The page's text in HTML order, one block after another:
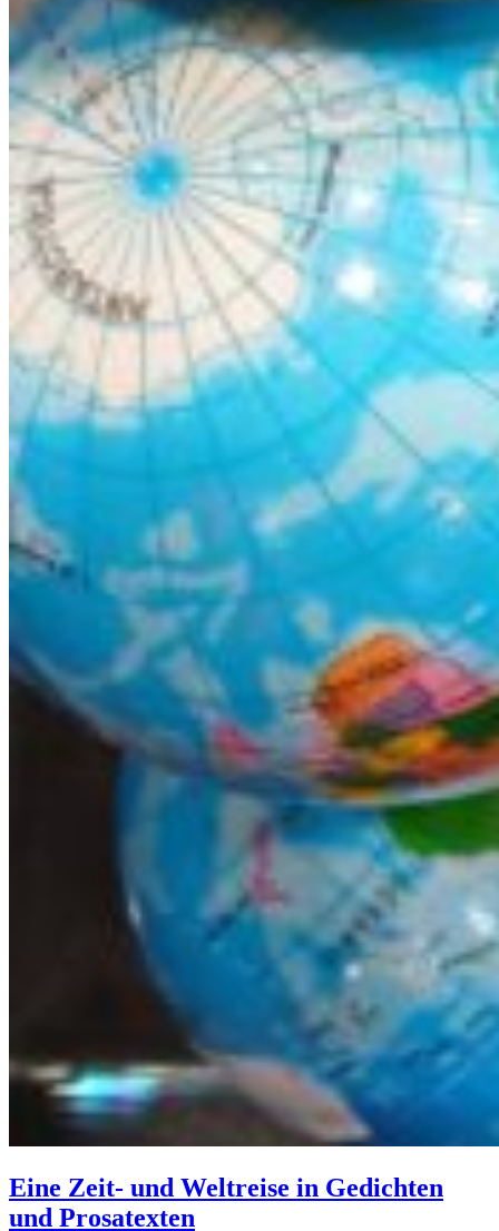
Eine Zeit- und Weltreise in Gedichten
und Prosatexten